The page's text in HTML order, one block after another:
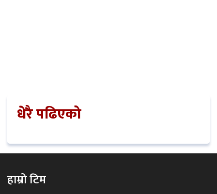
धेरै पढिएको
हाम्रो टिम